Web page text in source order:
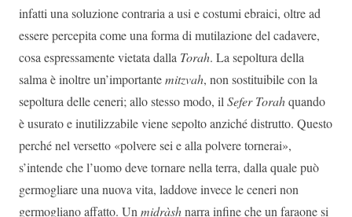
infatti una soluzione contraria a usi e costumi ebraici, oltre ad
essere percepita come una forma di mutilazione del cadavere,
cosa espressamente vietata dalla Torah. La sepoltura della
salma è inoltre un’importantemitzvah, non sostituibile con la
sepoltura delle ceneri; allo stesso modo, il Sefer Torahquando
è usurato e inutilizzabile viene sepolto anziché distrutto. Questo
perché nel versetto «polvere sei e alla polvere tornerai»,
s’intende che l’uomo deve tornare nella terra, dalla quale può
germogliare una nuova vita, laddove invece le ceneri non
germogliano affatto. Un midràshnarra infine che un faraone si